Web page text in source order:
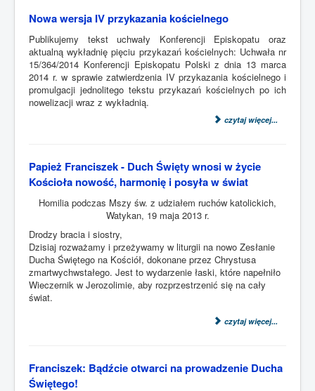
Nowa wersja IV przykazania kościelnego
Publikujemy tekst uchwały Konferencji Episkopatu oraz
aktualną wykładnię pięciu przykazań kościelnych: Uchwała nr
15/364/2014 Konferencji Episkopatu Polski z dnia 13 marca
2014 r. w sprawie zatwierdzenia IV przykazania kościelnego i
promulgacji jednolitego tekstu przykazań kościelnych po ich
nowelizacji wraz z wykładnią.
czytaj więcej...
Papież Franciszek - Duch Święty wnosi w życie
Kościoła nowość, harmonię i posyła w świat
Homilia podczas Mszy św. z udziałem ruchów katolickich,
Watykan, 19 maja 2013 r.
Drodzy bracia i siostry,
Dzisiaj rozważamy i przeżywamy w liturgii na nowo Zesłanie
Ducha Świętego na Kościół, dokonane przez Chrystusa
zmartwychwstałego. Jest to wydarzenie łaski, które napełniło
Wieczernik w Jerozolimie, aby rozprzestrzenić się na cały
świat.
czytaj więcej...
Franciszek: Bądźcie otwarci na prowadzenie Ducha
Świętego!